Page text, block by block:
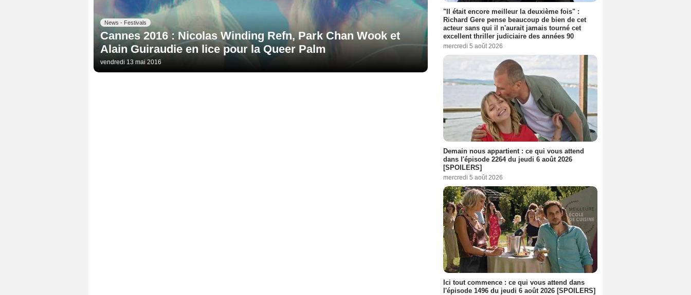
News - Festivals
Cannes 2016 : Nicolas Winding Refn, Park Chan Wook et
Alain Guiraudie en lice pour la Queer Palm
vendredi 13 mai 2016
"Il était encore meilleur la deuxième fois" :
Richard Gere pense beaucoup de bien de cet
acteur sans qui il n'aurait jamais tourné cet
excellent thriller judiciaire des années 90
mercredi 5 août 2026
Demain nous appartient : ce qui vous attend
dans l'épisode 2264 du jeudi 6 août 2026
[SPOILERS]
mercredi 5 août 2026
Ici tout commence : ce qui vous attend dans
l'épisode 1496 du jeudi 6 août 2026 [SPOILERS]